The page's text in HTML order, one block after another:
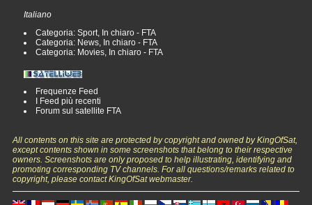
Italiano
Categoria: Sport, In chiaro - FTA
Categoria: News, In chiaro - FTA
Categoria: Movies, In chiaro - FTA
Frequenze Feed
I Feed più recenti
Forum sul satellite FTA
All contents on this site are protected by copyright and owned by KingOfSat,
except contents shown in some screenshots that belong to their respective
owners. Screenshots are only proposed to help illustrating, identifying and
promoting corresponding TV channels. For all questions/remarks related to
copyright, please contact KingOfSat webmaster.